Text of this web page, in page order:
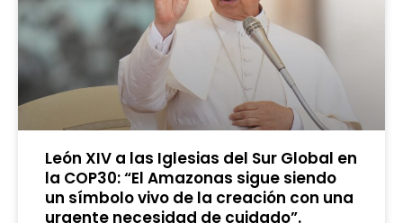
León XIV a las Iglesias del Sur Global en
la COP30: “El Amazonas sigue siendo
un símbolo vivo de la creación con una
urgente necesidad de cuidado”.